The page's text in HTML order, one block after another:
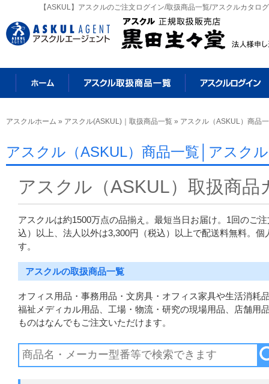
【ASKUL】アスクルのご注文ログイン/取扱商品一覧/アスクルカタ
アスクルホーム » アスクル(ASKUL)｜取扱商品一覧 » アスクル（ASKUL）商品
アスクル（ASKUL）商品一覧│アスク
アスクル（ASKUL）取扱商品
アスクルは約1500万点の品揃え。最短当日お届け。1回のご
込）以上、法人以外は3,300円（税込）以上で配送料無料。
す。
アスクルの取扱商品一覧
オフィス用品・事務用品・文房具・オフィス家具や生活消耗
福祉メディカル用品、工場・物流・研究の現場用品、店舗用
ものはなんでもご注文いただけます。